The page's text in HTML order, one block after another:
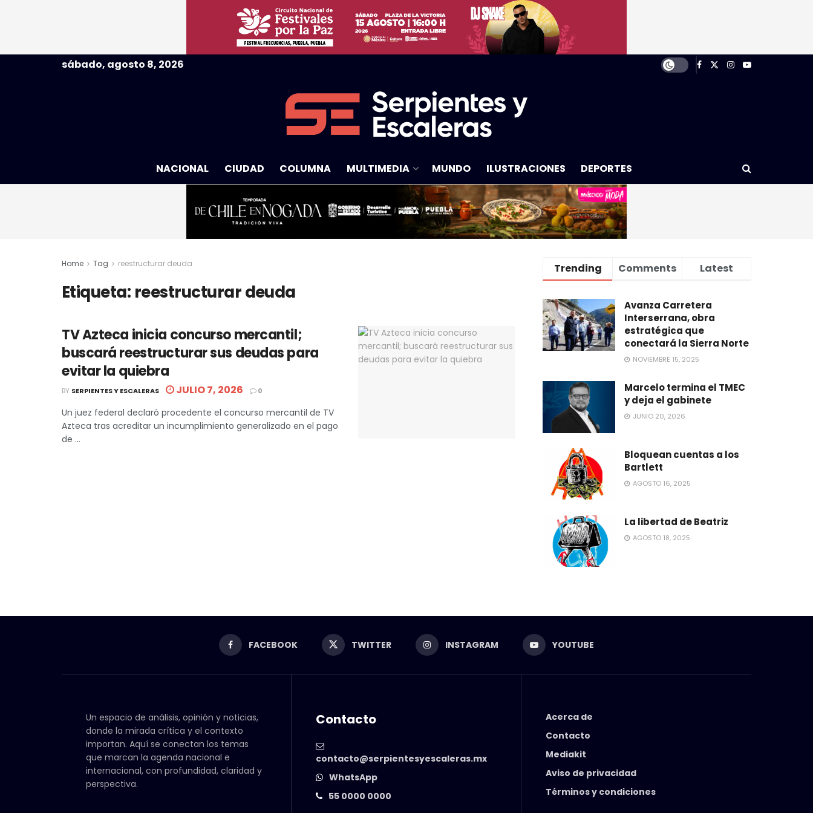
sábado, agosto 8, 2026
NACIONAL CIUDAD COLUMNA MULTIMEDIA MUNDO ILUSTRACIONES DEPORTES
Home Tag reestructurar deuda
Etiqueta: reestructurar deuda
TV Azteca inicia concurso mercantil;
buscará reestructurar sus deudas para
evitar la quiebra
BY SERPIENTES Y ESCALERAS JULIO 7, 2026 0
Un juez federal declaró procedente el concurso mercantil de TV
Azteca tras acreditar un incumplimiento generalizado en el pago
de ...
Trending Comments Latest
Avanza Carretera
Interserrana, obra
estratégica que
conectará la Sierra Norte
NOVIEMBRE 15, 2025
Marcelo termina el TMEC
y deja el gabinete
JUNIO 20, 2026
Bloquean cuentas a los
Bartlett
AGOSTO 16, 2025
La libertad de Beatriz
AGOSTO 18, 2025
FACEBOOK TWITTER INSTAGRAM YOUTUBE
Un espacio de análisis, opinión y noticias,
donde la mirada crítica y el contexto
importan. Aquí se conectan los temas
que marcan la agenda nacional e
internacional, con profundidad, claridad y
perspectiva.
Contacto
contacto@serpientesyescaleras.mx
WhatsApp
55 0000 0000
Acerca de
Contacto
Mediakit
Aviso de privacidad
Términos y condiciones